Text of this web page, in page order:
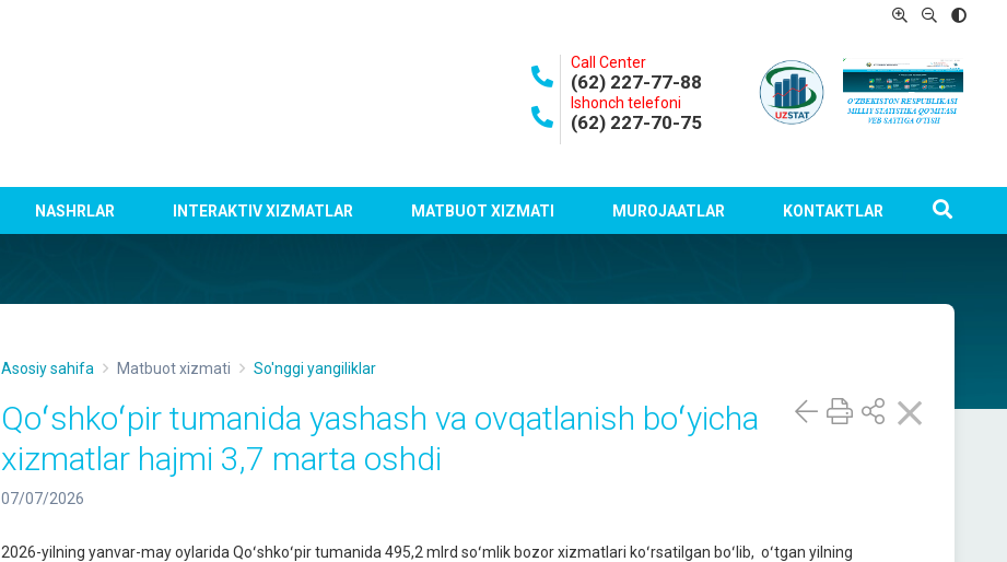
Call Center
(62) 227-77-88
Ishonch telefoni
(62) 227-70-75
NASHRLAR INTERAKTIV XIZMATLAR MATBUOT XIZMATI MUROJAATLAR KONTAKTLAR
Asosiy sahifa Matbuot xizmati So'nggi yangiliklar
Qoʻshkoʻpir tumanida yashash va ovqatlanish boʻyicha
xizmatlar hajmi 3,7 marta oshdi
07/07/2026
2026-yilning yanvar-may oylarida Qoʻshkoʻpir tumanida 495,2 mlrd soʻmlik bozor xizmatlari koʻrsatilgan boʻlib, oʻtgan yilning